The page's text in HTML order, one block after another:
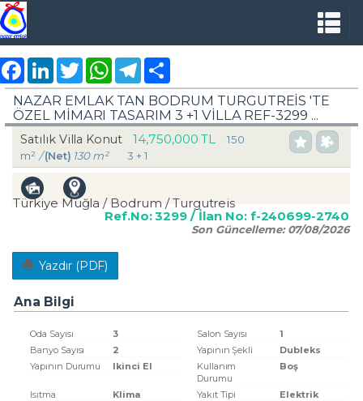
FacebookLinkedInTwitter WhatsAppTelegram
NAZAR EMLAK TAN BODRUM TURGUTREİS 'TE
ÖZEL MİMARI TASARIM 3 +1 VİLLA REF-3299 ...
Satılık Villa Konut 14,750,000 TL
150
m² /(Net) 130 m² 3 + 1
Türkiye Muğla / Bodrum / Turgutreis
Ref.No:3299 / İlan No: f-240699-2740
Son Güncelleme:07/08/2026
Yazdır (PDF)
Ana Bilgi
Oda Sayısı 3 Salon Sayısı
1
Banyo Sayısı
2 Yapının Şekli
Dubleks
Yapının Durumu
Ikinci El
Kullanım
Durumu
Boş
Isıtma Klima Yakıt Tipi
Elektrik